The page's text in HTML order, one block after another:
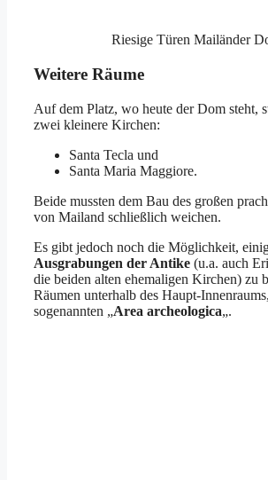
Riesige Türen Mailänder
Weitere Räume
Auf dem Platz, wo heute der Dom steht,
zwei kleinere Kirchen:
Santa Tecla und
Santa Maria Maggiore.
Beide mussten dem Bau des großen
von Mailand schließlich weichen.
Es gibt jedoch noch die Möglichkeit,
Ausgrabungen der Antike (u.a. auch
die beiden alten ehemaligen Kirchen) zu
Räumen unterhalb des Haupt-
sogenannten „Area archeologica„.